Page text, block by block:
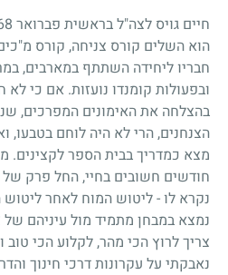
חיים גויס לצה"ל בראשית פברואר
הוא השלים קורס צניחה, קורס
חבריו ליחידה השתתף במארבים,
ובפעולות קומנדו נועזות. אם כי
בהצלחה את האימונים המפרכים,
הצנחנים, הרי לא היה לוחם בטבעו,
מצא כמדריך בבית הספר
חודשים חשובים בחיי, החל פרק של
נקרא לו-ליטוש המוח לאחר ליטוש
נמצא במבחן מתמיד מול עיניהם של
צריך לרוץ הכי מהר, לקלוע הכי
נאבקתי על עקרונות דרכי חינוך